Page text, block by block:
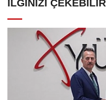
İLGINIZI ÇEKEBILIR